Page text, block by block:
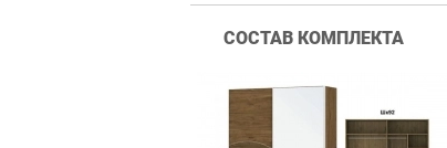
СОСТАВ КОМПЛЕКТА